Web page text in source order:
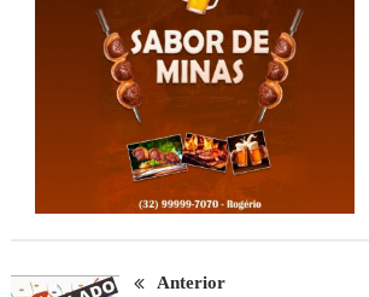
Anterior